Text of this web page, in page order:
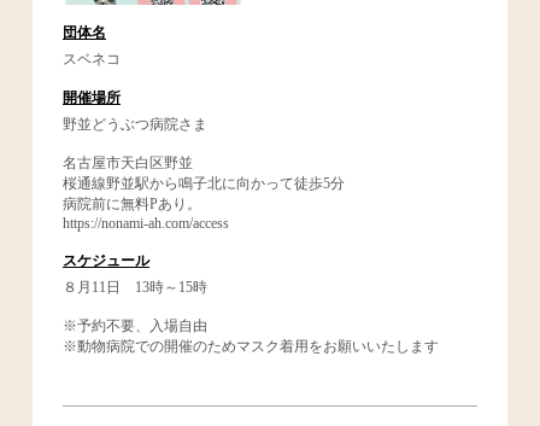
団体名
スベネコ
開催場所
野並どうぶつ病院さま
名古屋市天白区野並
桜通線野並駅から鳴子北に向かって徒歩5分
病院前に無料Pあり。
https://nonami-ah.com/access
スケジュール
８月11日 13時～15時
※予約不要、入場自由
※動物病院での開催のためマスク着用をお願いいたします